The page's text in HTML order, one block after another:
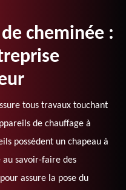
cheminée :
tous travaux touchant
de chauffage à
possèdent un chapeau à
au savoir-faire des
assure la pose du